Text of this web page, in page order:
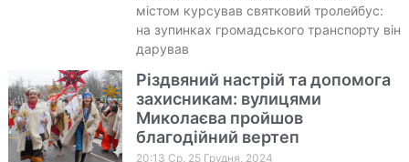
містом курсував святковий тролейбус:
на зупинках громадського транспорту він
дарував
Різдвяний настрій та допомога
захисникам: вулицями
Миколаєва пройшов
благодійний вертеп
20:13 Ср, 25 Грудня, 2024